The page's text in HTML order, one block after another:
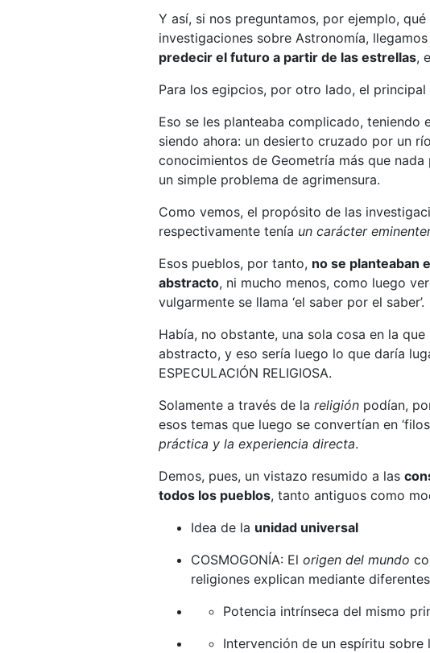
Y así, si nos preguntamos, por ejemplo,
investigaciones sobre Astronomía,
predecir el futuro a partir de las estrellas,
Para los egipcios, por otro lado, el
Eso se les planteaba complicado, teniendo
siendo ahora: un desierto cruzado por un
conocimientos de Geometría más que nada
un simple problema de agrimensura.
Como vemos, el propósito de las
respectivamente tenía un carácter
Esos pueblos, por tanto, no se planteaban
abstracto, ni mucho menos, como luego
vulgarmente se llama ‘el saber por el saber’.
Había, no obstante, una sola cosa en la
abstracto, y eso sería luego lo que daría
ESPECULACIÓN RELIGIOSA.
Solamente a través de la religiónpodían,
esos temas que luego se convertían en
práctica y la experiencia directa.
Demos, pues, un vistazo resumido a las
todos los pueblos, tanto antiguos como
Idea de la unidad universal
COSMOGONÍA: El origen del mundo
religiones explican mediante
Potencia intrínseca del mismo
Intervención de un espíritu sobre